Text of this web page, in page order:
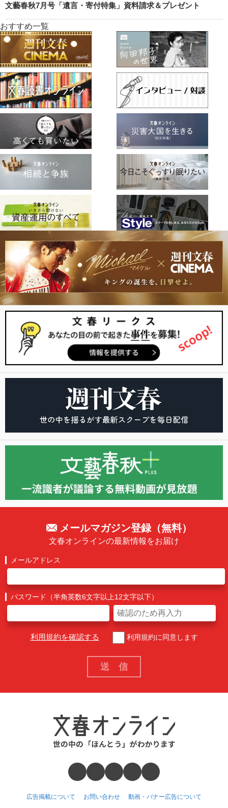
文藝春秋7月号「遺言・寄付特集」資料請求＆プレゼント
おすすめ一覧
メールマガジン登録（無料）
文春オンラインの最新情報をお届け
メールアドレス
パスワード（半角英数6文字以上12文字以下）
利用規約を確認する 利用規約に同意します
広告掲載について お問い合わせ 動画・バナー広告について